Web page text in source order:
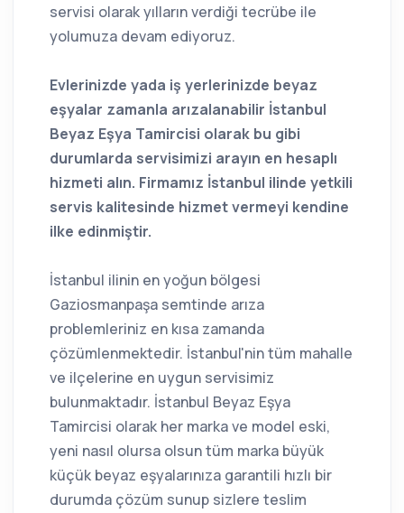
servisi olarak yılların verdiği tecrübe ile
yolumuza devam ediyoruz.
Evlerinizde yada iş yerlerinizde beyaz
eşyalar zamanla arızalanabilir İstanbul
Beyaz Eşya Tamircisi olarak bu gibi
durumlarda servisimizi arayın en hesaplı
hizmeti alın. Firmamız İstanbul ilinde yetkili
servis kalitesinde hizmet vermeyi kendine
ilke edinmiştir.
İstanbul ilinin en yoğun bölgesi
Gaziosmanpaşa semtinde arıza
problemleriniz en kısa zamanda
çözümlenmektedir. İstanbul'nin tüm mahalle
ve ilçelerine en uygun servisimiz
bulunmaktadır. İstanbul Beyaz Eşya
Tamircisi olarak her marka ve model eski,
yeni nasıl olursa olsun tüm marka büyük
küçük beyaz eşyalarınıza garantili hızlı bir
durumda çözüm sunup sizlere teslim